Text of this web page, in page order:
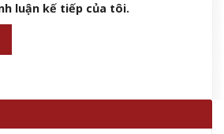
luận kế tiếp của tôi.